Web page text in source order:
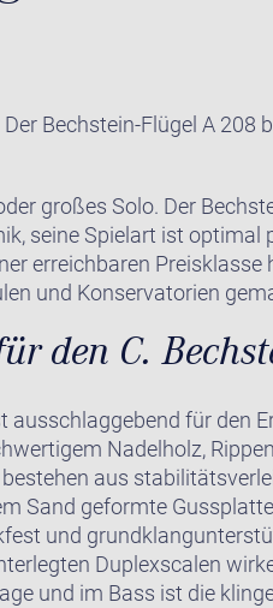
Bechstein-Flügel A 208
großes Solo. Der
seine Spielart ist optimal
erreichbaren
und Konservatorien
den C.
für den
Nadelholz,
aus
Sand geformte
und
Duplexscalen
und im Bass ist die